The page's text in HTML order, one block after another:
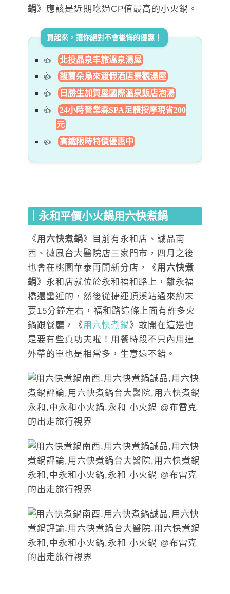
鍋》應該是近期吃過CP值最高的小火鍋。
買起來，讓你絕對不會後悔的優惠！
北投晶泉丰旅溫泉湯屋
馥蘭朵烏來渡假酒店景觀湯屋
日勝生加賀屋國際溫泉飯店泡湯
24小時營業森SPA足體按摩現省200
元
高鐵限時特價優惠中
｜永和平價小火鍋用六快煮鍋
《用六快煮鍋》目前有永和店、誠品南
西、微風台大醫院店三家門市，四月之後
也會在桃園華泰再開新分店，《用六快煮
鍋》永和店就位於永和福和路上，離永福
橋還蠻近的，然後從捷運頂溪站過來約末
要15分鐘左右，福和路這條上面有許多火
鍋跟餐廳，《 用六快煮鍋》敢開在這邊也
是要有些真功夫啦！用餐時段不只內用連
外帶的單也是相當多，生意還不錯。